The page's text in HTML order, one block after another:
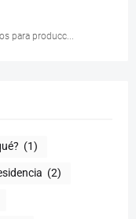
para producc...
(1)
(2)